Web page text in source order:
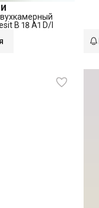
B 18 A1 D/I